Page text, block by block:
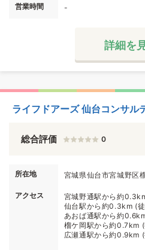
営業時間 -
詳細を
ライフドアーズ 仙台コンサル
総合評価 0
所在地 宮城県仙台市宮城野
アクセス
宮城野通駅から約
仙台駅から約0.3km (
あおば通駅から約
榴ケ岡駅から約0.7km
広瀬通駅から約0.9km